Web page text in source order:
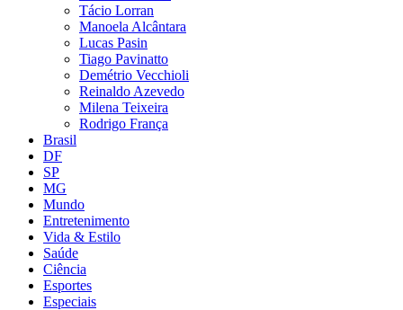
Tácio Lorran
Manoela Alcântara
Lucas Pasin
Tiago Pavinatto
Demétrio Vecchioli
Reinaldo Azevedo
Milena Teixeira
Rodrigo França
Brasil
DF
SP
MG
Mundo
Entretenimento
Vida & Estilo
Saúde
Ciência
Esportes
Especiais